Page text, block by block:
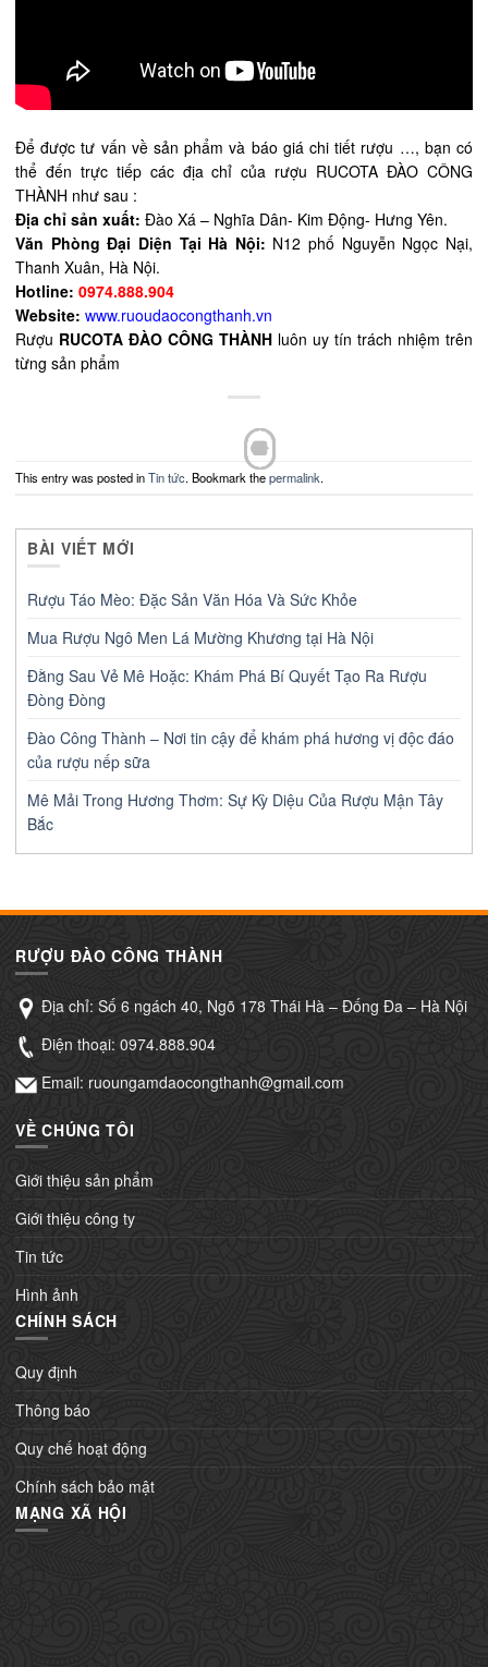
Để được tư vấn về sản phẩm và báo giá chi tiết rượu …, bạn có
thể đến trực tiếp các địa chỉ của rượu RUCOTA ĐÀO CÔNG
THÀNH như sau :
Địa chỉ sản xuất: Đào Xá – Nghĩa Dân- Kim Động- Hưng Yên.
Văn Phòng Đại Diện Tại Hà Nội: N12 phố Nguyễn Ngọc Nại,
Thanh Xuân, Hà Nội.
Hotline: 0974.888.904
Website: www.ruoudaocongthanh.vn
Rượu RUCOTA ĐÀO CÔNG THÀNH luôn uy tín trách nhiệm trên
từng sản phẩm
This entry was posted inTin tức. Bookmark thepermalink.
BÀI VIẾT MỚI
Rượu Táo Mèo: Đặc Sản Văn Hóa Và Sức Khỏe
Mua Rượu Ngô Men Lá Mường Khương tại Hà Nội
Đằng Sau Vẻ Mê Hoặc: Khám Phá Bí Quyết Tạo Ra Rượu
Đòng Đòng
Đào Công Thành – Nơi tin cậy để khám phá hương vị độc đáo
của rượu nếp sữa
Mê Mải Trong Hương Thơm: Sự Kỳ Diệu Của Rượu Mận Tây
Bắc
RƯỢU ĐÀO CÔNG THÀNH
Địa chỉ: Số 6 ngách 40, Ngõ 178 Thái Hà – Đống Đa – Hà Nội
Điện thoại: 0974.888.904
Email: ruoungamdaocongthanh@gmail.com
VỀ CHÚNG TÔI
Giới thiệu sản phẩm
Giới thiệu công ty
Tin tức
Hình ảnh
CHÍNH SÁCH
Quy định
Thông báo
Quy chế hoạt động
Chính sách bảo mật
MẠNG XÃ HỘI